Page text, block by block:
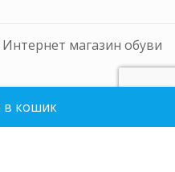
в кошик
Интернет магазин обуви